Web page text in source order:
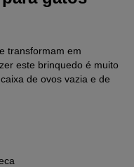
transformam em
este brinquedo é muito
de ovos vazia e de